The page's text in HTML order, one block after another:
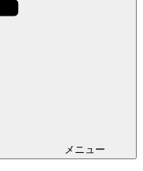
メニュー